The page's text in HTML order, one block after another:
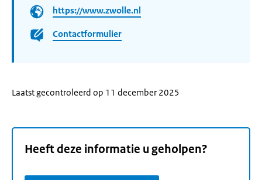
https://www.zwolle.nl
Contactformulier
Laatst gecontroleerd op 11 december 2025
Heeft deze informatie u geholpen?